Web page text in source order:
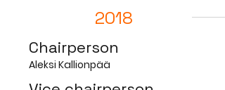
2018
Chairperson
Aleksi Kallionpää